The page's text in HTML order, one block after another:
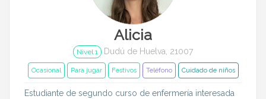
Alicia
Nivel 1 Dudú de Huelva, 21007
Ocasional Para jugar Festivos Teléfono Cuidado de niños
Estudiante de segundo curso de enfermería interesada